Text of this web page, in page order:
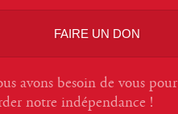
FAIRE UN DON
avons besoin de vous pour
notre indépendance !